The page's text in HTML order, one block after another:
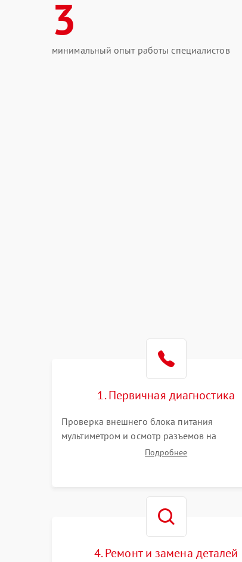
3
минимальный опыт работы специалистов
1. Первичная диагностика
Проверка внешнего блока питания
мультиметром и осмотр разъемов на
повреждения. Оценка реакции на кнопку
Подробнее
4. Ремонт и замена деталей